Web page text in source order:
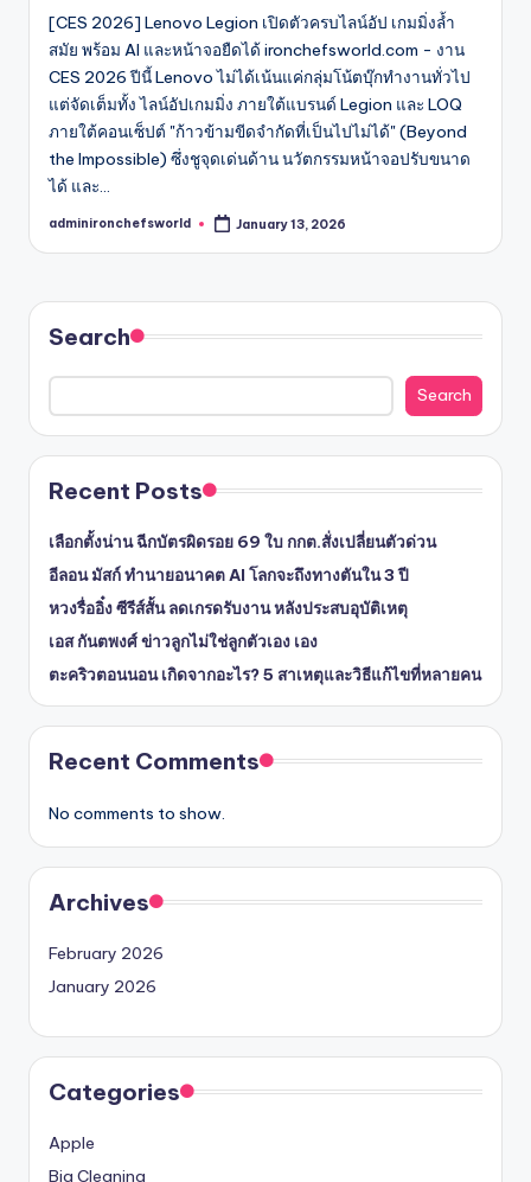
[CES 2026] Lenovo Legion เปิดตัวครบไลน์อัป เกมมิ่งล้ำ
สมัย พร้อม AI และหน้าจอยืดได้ ironchefsworld.com - งาน
CES 2026 ปีนี้ Lenovo ไม่ได้เน้นแค่กลุ่มโน้ตบุ๊กทำงานทั่วไป
แต่จัดเต็มทั้ง ไลน์อัปเกมมิ่ง ภายใต้แบรนด์ Legion และ LOQ
ภายใต้คอนเซ็ปต์ "ก้าวข้ามขีดจำกัดที่เป็นไปไม่ได้" (Beyond
the Impossible) ซึ่งชูจุดเด่นด้าน นวัตกรรมหน้าจอปรับขนาด
ได้ และ…
Posted
adminironchefsworld January 13, 2026
Search
Search
Recent Posts
เลือกตั้งน่าน ฉีกบัตรผิดรอย 69 ใบ กกต.สั่งเปลี่ยนตัวด่วน
อีลอน มัสก์ ทำนายอนาคต AI โลกจะถึงทางตันใน 3 ปี
หวงรื่ออิ๋ง ซีรีส์สั้น ลดเกรดรับงาน หลังประสบอุบัติเหตุ
เอส กันตพงศ์ ข่าวลูกไม่ใช่ลูกตัวเอง เอง
ตะคริวตอนนอน เกิดจากอะไร? 5 สาเหตุและวิธีแก้ไขที่หลายคน
Recent Comments
No comments to show.
Archives
February 2026
January 2026
Categories
Apple
Big Cleaning